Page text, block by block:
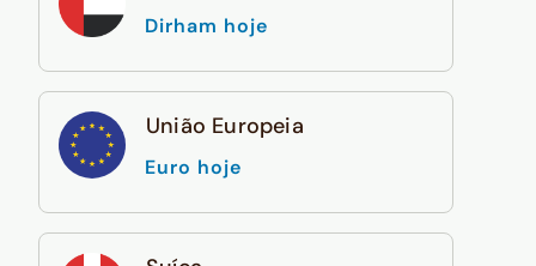
Dirham hoje
União Europeia
Euro hoje